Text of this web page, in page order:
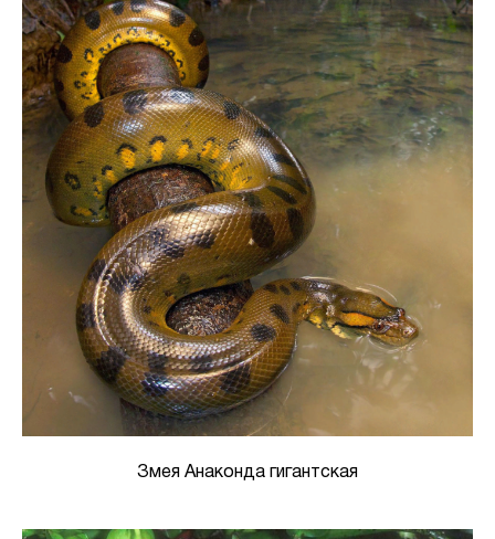
Змея Анаконда гигантская